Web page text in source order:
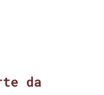
da